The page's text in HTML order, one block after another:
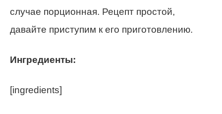
случае порционная. Рецепт простой,
давайте приступим к его приготовлению.
Ингредиенты:
[ingredients]